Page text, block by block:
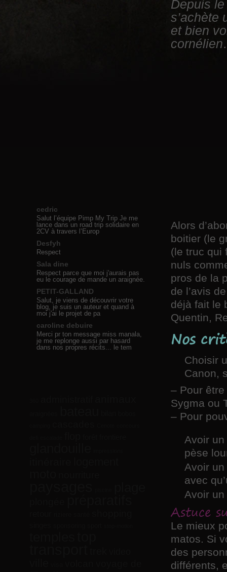
Depuis
s’achète
et bien
Alors
boitier (le
(le truc qui
nuls
pros de la
de l’avis
déjà fait le
Quentin,
Nos
Choisir
Canon,
– Pour
Sygma ou
– Pour
Avoir
pèse
Avoir
avec
Avoir
Astuce
Le mieux
matos. Si
des
différents,
cedric
Salut l’équipe Pimp My Trip Je me
lance dans un road trip solidaire en
2CV à travers l’Europ
Desfyh
Respect
Sala dine
Respect parce que moi j'aurais pas
eu le courage de mande un araignée.
PETIT-GALLAND
Salut, je viens de découvrir votre
blog, je suis un auteur et quand à
moi j'ai le projet de pa
caroline debuire
Merci pr ton message miss manala,
je me replonge aussi par hasard
dans nos propres récits... le tem